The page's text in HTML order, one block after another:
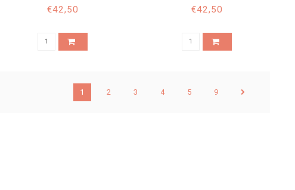
DUSTY ROSE
€42,50
OFF WHITE
€42,50
1 2 3 4 5 9